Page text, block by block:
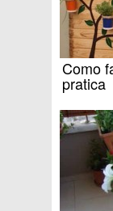
Como
pratica